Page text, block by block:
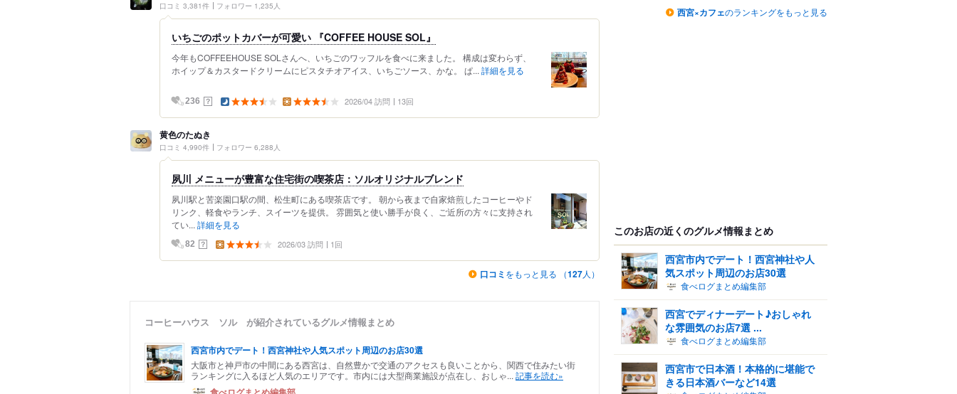
口コミ 3,381件 フォロワー 1,235人
いちごのポットカバーが可愛い 『COFFEE HOUSE SOL』
今年もCOFFEEHOUSE SOLさんへ、いちごのワッフルを食べに来ました。 構成は変わらず、
ホイップ＆カスタードクリームにピスタチオアイス、いちごソース、かな。 ぱ... 詳細を見る
236 ？ 2026/04 訪問 13回
黄色のたぬき
口コミ 4,990件 フォロワー 6,288人
夙川 メニューが豊富な住宅街の喫茶店：ソルオリジナルブレンド
夙川駅と苦楽園口駅の間、松生町にある喫茶店です。 朝から夜まで自家焙煎したコーヒーやド
リンク、軽食やランチ、スイーツを提供。 雰囲気と使い勝手が良く、ご近所の方々に支持され
てい... 詳細を見る
82 ？ 2026/03 訪問 1回
口コミ をもっと見る （127人）
コーヒーハウス ソル が紹介されているグルメ情報まとめ
西宮市内でデート！西宮神社や人気スポット周辺のお店30選
大阪市と神戸市の中間にある西宮は、自然豊かで交通のアクセスも良いことから、関西で住みたい街
ランキングに入るほど人気のエリアです。市内には大型商業施設が点在し、おしゃ... 記事を読む»
西宮×カフェのランキングをもっと見る
このお店の近くのグルメ情報まとめ
西宮市内でデート！西宮神社や人
気スポット周辺のお店30選
食べログまとめ編集部
西宮でディナーデート♪おしゃれ
な雰囲気のお店7選 ...
食べログまとめ編集部
西宮市で日本酒！本格的に堪能で
きる日本酒バーなど14選